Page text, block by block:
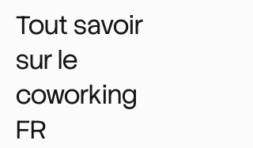
Tout savoir
sur le
coworking
FR